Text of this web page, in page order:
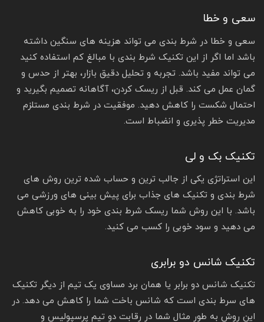
سعی و خطا
سعی و خطا در شرط بندی می تواند هزینه های سنگین داشته
باشد اما اگر از این تکنیک شرط بندی با مبالغ کم استفاده کنید
می تواند مفید باشد. تجربه و تحلیل دقیق بازار، بهتر از حدس و
گمان عمل می کند. قبل از ریسک کردن، آگاهانه تصمیم بگیرید و
احتمال شکست را کاهش دهید. موفقیت در شرط بندی مستلزم
مدیریت خطر پذیری و انضباط است.
تکنیک بک و لی
این استراتژی یکی از جالب ترین و حساب شده ترین روش های
شرط بندی و تکنیک های جذاب برای پیش بینی های ورزشی می
باشد. با این روش شما ریسک شرط بندی خود را به خوبی کاهش
می دهید و سود خوبی را کسب می کنید.
تکنیک شانس دو برابری
تکنیک شانس دو برابر یا همان برد مساوی یک تیم از دیگر تکنیک
های سرط بندی است که شانس باخت شما را کاهش می دهد. در
این روش به طور مثال شما در رقابت دو تیم پرسپولیس و